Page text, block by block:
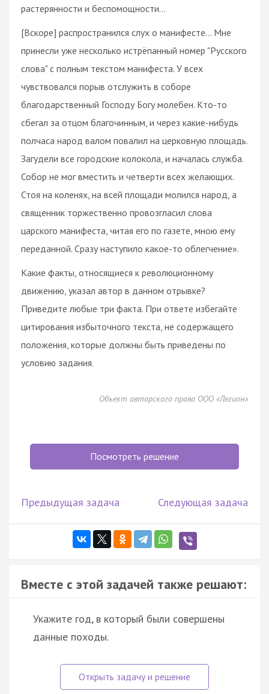
растерянности и беспомощности…
[Вскоре] распространился слух о манифесте… Мне
принесли уже несколько истрёпанный номер "Русского
слова" с полным текстом манифеста. У всех
чувствовался порыв отслужить в соборе
благодарственный Господу Богу молебен. Кто-то
сбегал за отцом благочинным, и через какие-нибудь
полчаса народ валом повалил на церковную площадь.
Загудели все городские колокола, и началась служба.
Собор не мог вместить и четверти всех желающих.
Стоя на коленях, на всей площади молился народ, а
священник торжественно провозгласил слова
царского манифеста, читая его по газете, мною ему
переданной. Сразу наступило какое-то облегчение».
Какие факты, относящиеся к революционному
движению, указал автор в данном отрывке?
Приведите любые три факта. При ответе избегайте
цитирования избыточного текста, не содержащего
положения, которые должны быть приведены по
условию задания.
Объект авторского права ООО «Легион»
Посмотреть решение
Предыдущая задача Следующая задача
Вместе с этой задачей также решают:
Укажите год, в который были совершены
данные походы.